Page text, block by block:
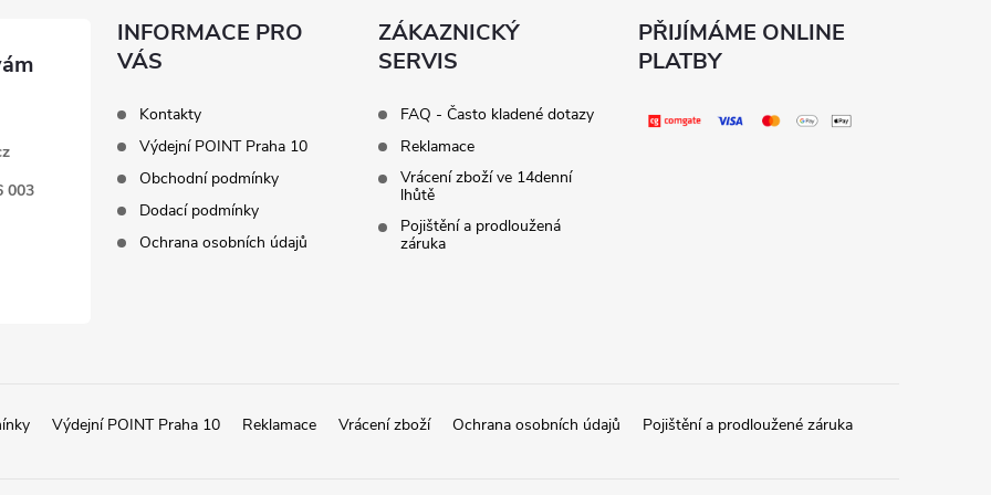
003
INFORMACE PRO
VÁS
Kontakty
Výdejní POINT Praha 10
Obchodní podmínky
Dodací podmínky
Ochrana osobních údajů
ZÁKAZNICKÝ
SERVIS
FAQ - Často kladené dotazy
Reklamace
Vrácení zboží ve 14denní
lhůtě
Pojištění a prodloužená
záruka
PŘIJÍMÁME ONLINE
PLATBY
Výdejní POINT Praha 10 Reklamace Vrácení zboží Ochrana osobních údajů Pojištění a prodloužené záruka